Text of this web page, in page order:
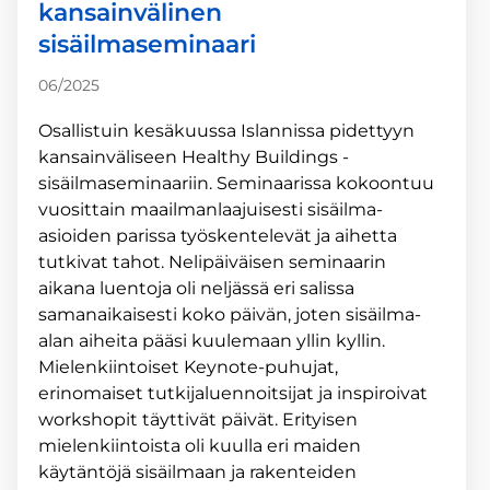
kansainvälinen
sisäilmaseminaari
06/2025
Osallistuin kesäkuussa Islannissa pidettyyn
kansainväliseen Healthy Buildings -
sisäilmaseminaariin. Seminaarissa kokoontuu
vuosittain maailmanlaajuisesti sisäilma-
asioiden parissa työskentelevät ja aihetta
tutkivat tahot. Nelipäiväisen seminaarin
aikana luentoja oli neljässä eri salissa
samanaikaisesti koko päivän, joten sisäilma-
alan aiheita pääsi kuulemaan yllin kyllin.
Mielenkiintoiset Keynote-puhujat,
erinomaiset tutkijaluennoitsijat ja inspiroivat
workshopit täyttivät päivät. Erityisen
mielenkiintoista oli kuulla eri maiden
käytäntöjä sisäilmaan ja rakenteiden